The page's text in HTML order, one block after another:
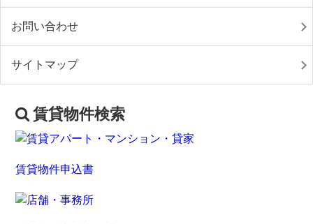
お問い合わせ
サイトマップ
賃貸物件検索
賃貸物件申込書